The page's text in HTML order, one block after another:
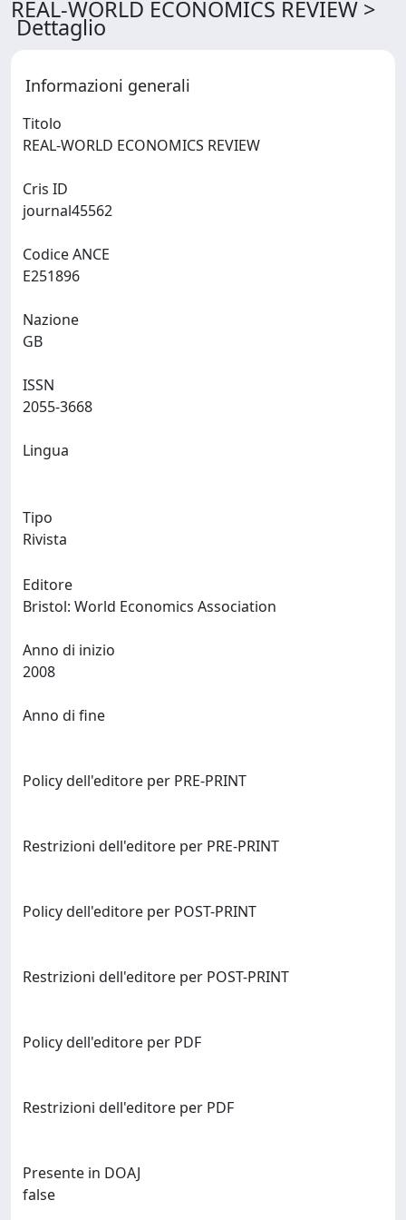
REAL-WORLD ECONOMICS REVIEW >
Dettaglio
Informazioni generali
Titolo
Cris ID
Codice ANCE
Nazione
ISSN
Lingua
Tipo
Rivista
Editore
Anno di inizio
Anno di fine
Policy dell'editore per PRE-PRINT
Restrizioni dell'editore per PRE-PRINT
Policy dell'editore per POST-PRINT
Restrizioni dell'editore per POST-PRINT
Policy dell'editore per PDF
Restrizioni dell'editore per PDF
Presente in DOAJ